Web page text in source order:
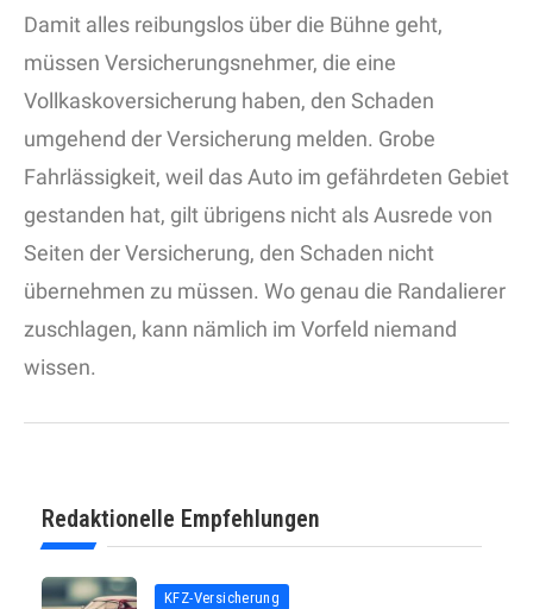
Damit alles reibungslos über die Bühne geht,
müssen Versicherungsnehmer, die eine
Vollkaskoversicherung haben, den Schaden
umgehend der Versicherung melden. Grobe
Fahrlässigkeit, weil das Auto im gefährdeten Gebiet
gestanden hat, gilt übrigens nicht als Ausrede von
Seiten der Versicherung, den Schaden nicht
übernehmen zu müssen. Wo genau die Randalierer
zuschlagen, kann nämlich im Vorfeld niemand
wissen.
Redaktionelle Empfehlungen
KFZ-Versicherung